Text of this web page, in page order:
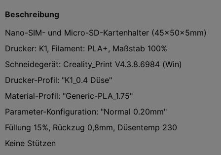
Beschreibung
Nano-SIM- und Micro-SD-Kartenhalter (45x50x5mm)
Drucker: K1, Filament: PLA+, Maßstab 100%
Schneidegerät: Creality_Print V4.3.8.6984 (Win)
Drucker-Profil: "K1_0.4 Düse"
Material-Profil: "Generic-PLA_1.75"
Parameter-Konfiguration: "Normal 0.20mm"
Füllung 15%, Rückzug 0,8mm, Düsentemp 230
Keine Stützen